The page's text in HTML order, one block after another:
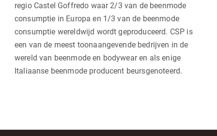
regio Castel Goffredo waar 2/3 van de beenmode
consumptie in Europa en 1/3 van de beenmode
consumptie wereldwijd wordt geproduceerd. CSP is
een van de meest toonaangevende bedrijven in de
wereld van beenmode en bodywear en als enige
Italiaanse beenmode producent beursgenoteerd.